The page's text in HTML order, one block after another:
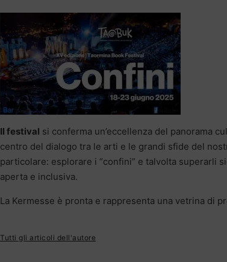
Il festival si conferma un’eccellenza del panorama
centro del dialogo tra le arti e le grandi sfide del
particolare: esplorare i “confini” e talvolta superarli
aperta e inclusiva.
La Kermesse è pronta e rappresenta una vetrina di
Tutti gli articoli dell'autore